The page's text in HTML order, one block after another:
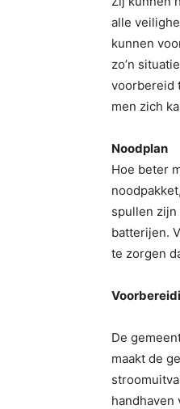
alle
kunnen
zo’n
voorbereid
men zich
Noodplan
Hoe beter
spullen zijn
batterijen.
te zorgen
De
maakt de
handhaven